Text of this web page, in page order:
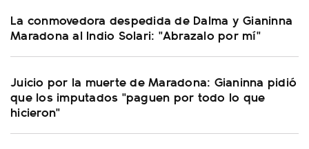
La conmovedora despedida de Dalma y Gianinna
Maradona al Indio Solari: "Abrazalo por mí"
Juicio por la muerte de Maradona: Gianinna pidió
que los imputados "paguen por todo lo que
hicieron"